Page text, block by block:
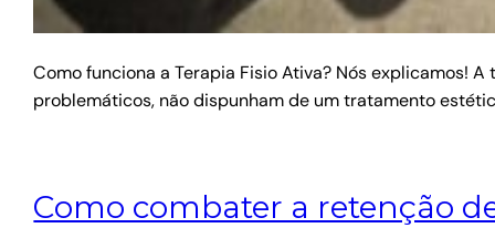
Como funciona a Terapia Fisio Ativa? Nós explicamos!
problemáticos, não dispunham de um tratamento
Como combater a retenção